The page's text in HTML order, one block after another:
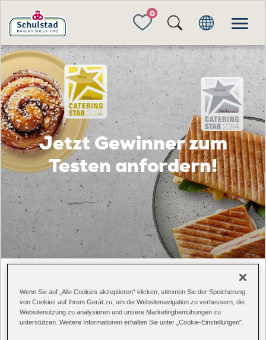
FAVORITES
Jetzt Gewinner zum
Testen anfordern!
Entdecke unsere Catering Stars!
Wenn Sie auf „Alle Cookies akzeptieren“ klicken, stimmen Sie der Speicherung
von Cookies auf Ihrem Gerät zu, um die Websitenavigation zu verbessern, die
Websitenutzung zu analysieren und unsere Marketingbemühungen zu
unterstützen. Weitere Informationen erhalten Sie unter „Cookie-Einstellungen".